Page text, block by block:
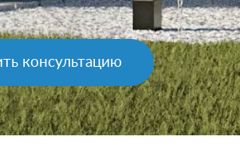
консультацию